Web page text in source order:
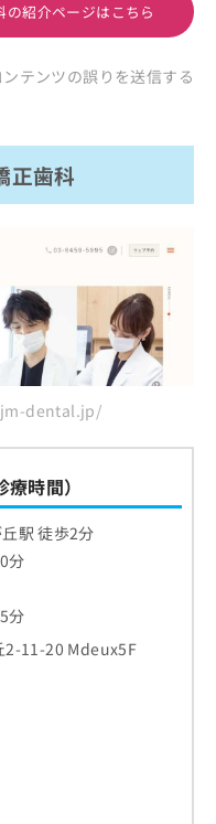
の紹介ページはこちら
ンテンツの誤りを送信する
正歯科
dental.jp/
時間）
駅 徒歩2分
分
分
2-11-20 Mdeux5F